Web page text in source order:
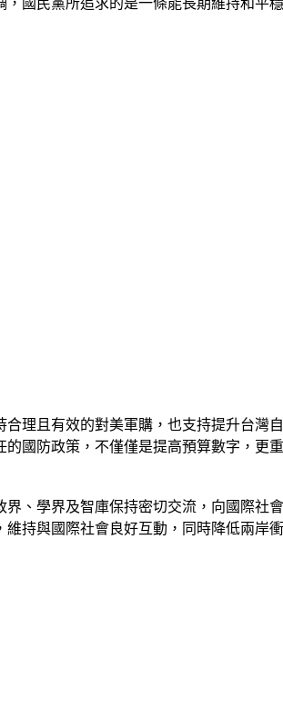
國民黨所追求的是一條能長期維持和
理且有效的對美軍購，也支持提升台
國防政策，不僅僅是提高預算數字，
、學界及智庫保持密切交流，向國際社
持與國際社會良好互動，同時降低兩